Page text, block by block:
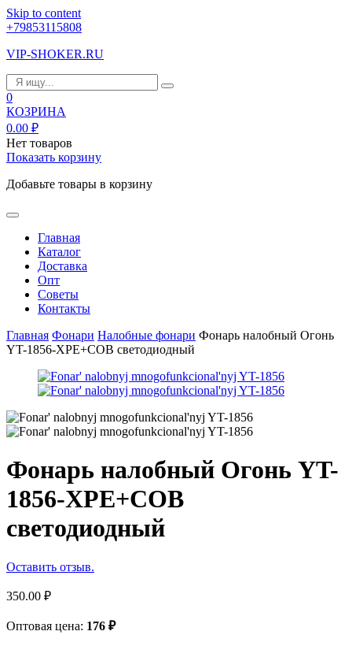
Skip to content
+79853115808
VIP-SHOKER.RU
0
КОЗРИНА
0.00 ₽
Нет товаров
Показать корзину
Добавьте товары в корзину
Главная
Каталог
Доставка
Опт
Советы
Контакты
Главная Фонари Налобные фонари Фонарь налобный Огонь
YT-1856-XPE+COB светодиодный
Фонарь налобный Огонь YT-
1856-XPE+COB
светодиодный
Оставить отзыв.
350.00 ₽
Оптовая цена: 176 ₽